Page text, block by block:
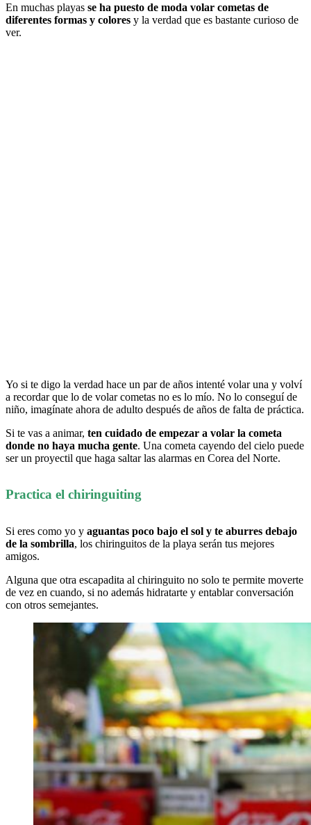
En muchas playas se ha puesto de moda volar cometas de
diferentes formas y colores y la verdad que es bastante curioso de
ver.
Yo si te digo la verdad hace un par de años intenté volar una y volví
a recordar que lo de volar cometas no es lo mío. No lo conseguí de
niño, imagínate ahora de adulto después de años de falta de práctica.
Si te vas a animar, ten cuidado de empezar a volar la cometa
donde no haya mucha gente. Una cometa cayendo del cielo puede
ser un proyectil que haga saltar las alarmas en Corea del Norte.
Practica el chiringuiting
Si eres como yo y aguantas poco bajo el sol y te aburres debajo
de la sombrilla, los chiringuitos de la playa serán tus mejores
amigos.
Alguna que otra escapadita al chiringuito no solo te permite moverte
de vez en cuando, si no además hidratarte y entablar conversación
con otros semejantes.